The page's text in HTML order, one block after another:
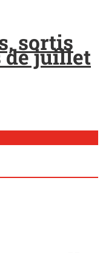
sortis
de juillet